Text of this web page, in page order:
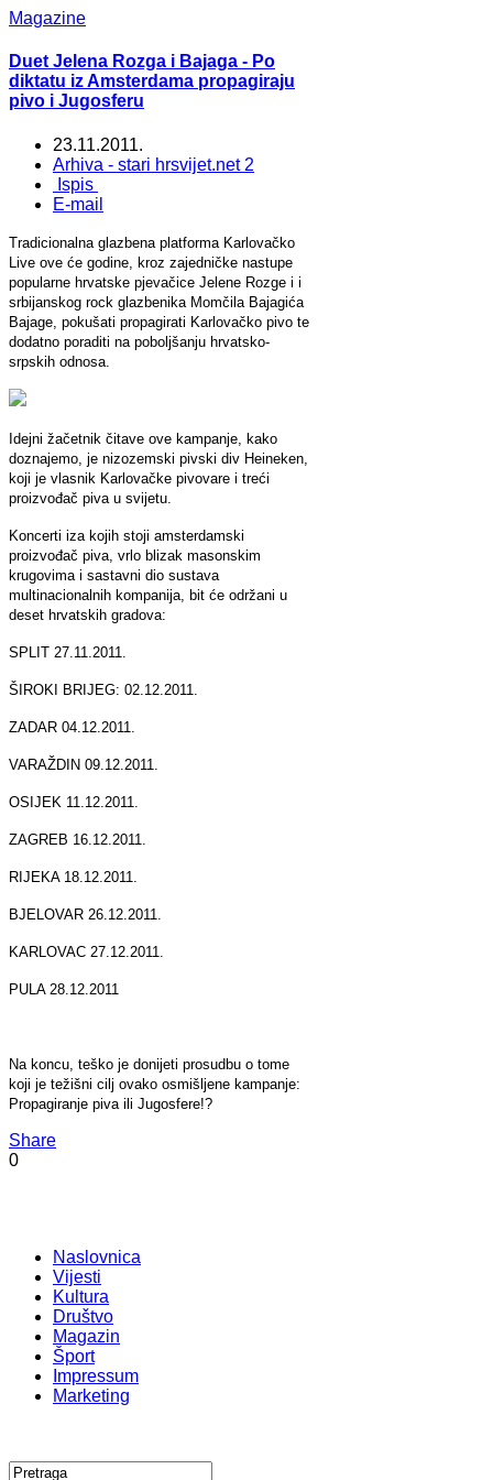
Magazine
Duet Jelena Rozga i Bajaga - Po
diktatu iz Amsterdama propagiraju
pivo i Jugosferu
23.11.2011.
Arhiva - stari hrsvijet.net 2
Ispis
E-mail
Tradicionalna glazbena platforma Karlovačko
Live ove će godine, kroz zajedničke nastupe
popularne hrvatske pjevačice Jelene Rozge i i
srbijanskog rock glazbenika Momčila Bajagića
Bajage, pokušati propagirati Karlovačko pivo te
dodatno poraditi na poboljšanju hrvatsko-
srpskih odnosa.
Idejni žačetnik čitave ove kampanje, kako
doznajemo, je nizozemski pivski div Heineken,
koji je vlasnik Karlovačke pivovare i treći
proizvođač piva u svijetu.
Koncerti iza kojih stoji amsterdamski
proizvođač piva, vrlo blizak masonskim
krugovima i sastavni dio sustava
multinacionalnih kompanija, bit će održani u
deset hrvatskih gradova:
SPLIT 27.11.2011.
ŠIROKI BRIJEG: 02.12.2011.
ZADAR 04.12.2011.
VARAŽDIN 09.12.2011.
OSIJEK 11.12.2011.
ZAGREB 16.12.2011.
RIJEKA 18.12.2011.
BJELOVAR 26.12.2011.
KARLOVAC 27.12.2011.
PULA 28.12.2011
Na koncu, teško je donijeti prosudbu o tome
koji je težišni cilj ovako osmišljene kampanje:
Propagiranje piva ili Jugosfere!?
Share
0
Naslovnica
Vijesti
Kultura
Društvo
Magazin
Šport
Impressum
Marketing